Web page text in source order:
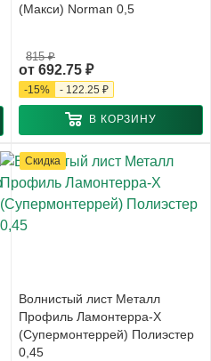
(Макси) Norman 0,5
от 692.75 ₽
815 ₽
-15% - 122.25 ₽
В КОРЗИНУ
Скидка
Волнистый лист Металл
Профиль Ламонтерра-X
(Супермонтеррей) Полиэстер
0,45